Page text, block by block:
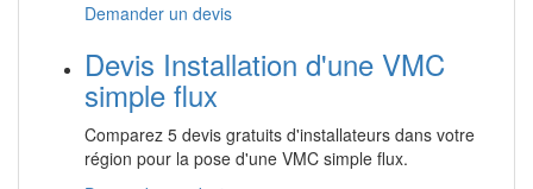
Demander un devis
Devis Installation d'une VMC
simple flux
Comparez 5 devis gratuits d'installateurs dans votre
région pour la pose d'une VMC simple flux.